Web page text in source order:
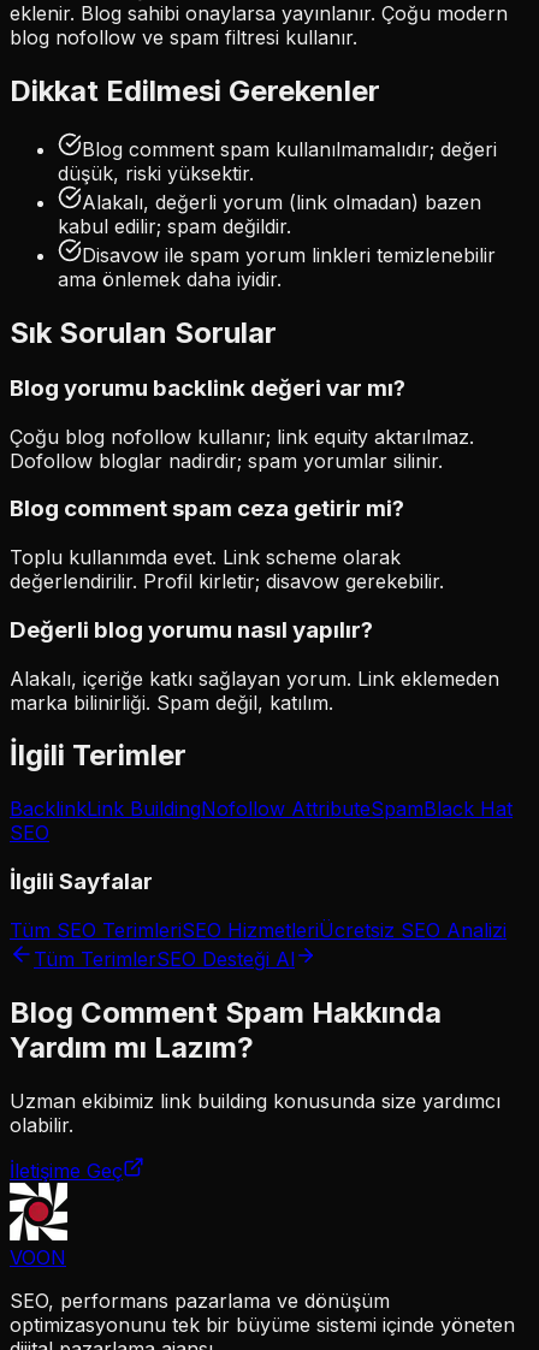
eklenir. Blog sahibi onaylarsa yayınlanır. Çoğu modern
blog nofollow ve spam filtresi kullanır.
Dikkat Edilmesi Gerekenler
Blog comment spam kullanılmamalıdır; değeri
düşük, riski yüksektir.
Alakalı, değerli yorum (link olmadan) bazen
kabul edilir; spam değildir.
Disavow ile spam yorum linkleri temizlenebilir
ama önlemek daha iyidir.
Sık Sorulan Sorular
Blog yorumu backlink değeri var mı?
Çoğu blog nofollow kullanır; link equity aktarılmaz.
Dofollow bloglar nadirdir; spam yorumlar silinir.
Blog comment spam ceza getirir mi?
Toplu kullanımda evet. Link scheme olarak
değerlendirilir. Profil kirletir; disavow gerekebilir.
Değerli blog yorumu nasıl yapılır?
Alakalı, içeriğe katkı sağlayan yorum. Link eklemeden
marka bilinirliği. Spam değil, katılım.
İlgili Terimler
BacklinkLink BuildingNofollow AttributeSpamBlack Hat
SEO
İlgili Sayfalar
Tüm SEO TerimleriSEO HizmetleriÜcretsiz SEO Analizi
Tüm TerimlerSEO Desteği Al
Blog Comment Spam Hakkında
Yardım mı Lazım?
Uzman ekibimiz link building konusunda size yardımcı
olabilir.
İletişime Geç
VOON
SEO, performans pazarlama ve dönüşüm
optimizasyonunu tek bir büyüme sistemi içinde yöneten